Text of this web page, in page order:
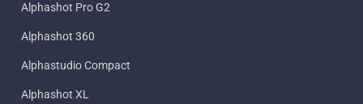
Alphashot Pro G2
Alphashot 360
Alphastudio Compact
Alphashot XL